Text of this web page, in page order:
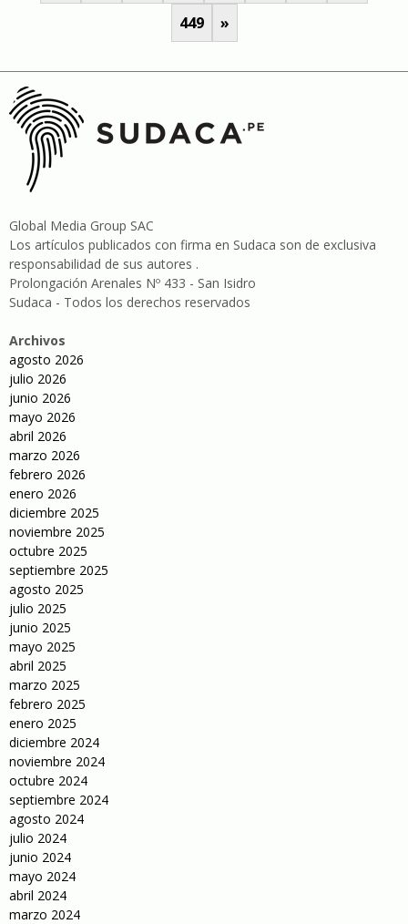
449 »
Global Media Group SAC
Los artículos publicados con firma en Sudaca son de exclusiva
responsabilidad de sus autores .
Prolongación Arenales Nº 433 - San Isidro
Sudaca - Todos los derechos reservados
Archivos
agosto 2026
julio 2026
junio 2026
mayo 2026
abril 2026
marzo 2026
febrero 2026
enero 2026
diciembre 2025
noviembre 2025
octubre 2025
septiembre 2025
agosto 2025
julio 2025
junio 2025
mayo 2025
abril 2025
marzo 2025
febrero 2025
enero 2025
diciembre 2024
noviembre 2024
octubre 2024
septiembre 2024
agosto 2024
julio 2024
junio 2024
mayo 2024
abril 2024
marzo 2024